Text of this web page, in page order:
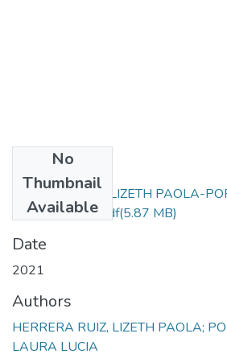
No
Thumbnail
Available
HERRERA RUIZ LIZETH PAOLA-
LAURA LUCIA.pdf(5.87 MB)
Date
2021
Authors
HERRERA RUIZ, LIZETH PAOLA;
LAURA LUCIA